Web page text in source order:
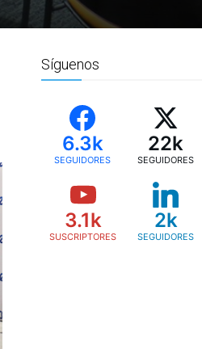
Síguenos
6.3k
SEGUIDORES
22k
SEGUIDORES
3.1k
SUSCRIPTORES
2k
SEGUIDORES